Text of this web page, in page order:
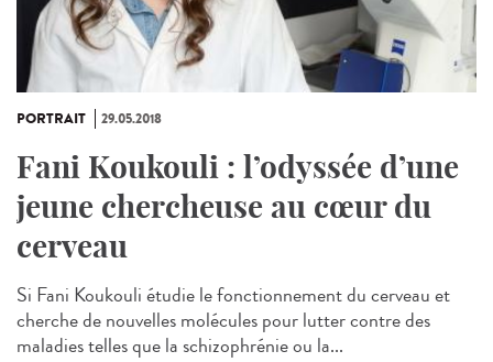
PORTRAIT 29.05.2018
Fani Koukouli : l’odyssée d’une
jeune chercheuse au cœur du
cerveau
Si Fani Koukouli étudie le fonctionnement du cerveau et
cherche de nouvelles molécules pour lutter contre des
maladies telles que la schizophrénie ou la...